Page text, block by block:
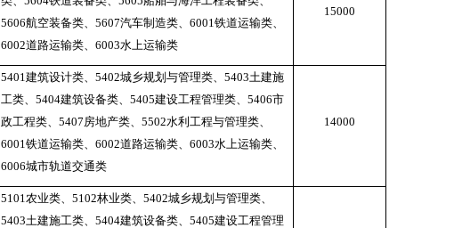
5606航空装备类、 5607汽车制造类、 6001铁道运输类、
6002道路运输类、 6003水上运输类
15000
5401建筑设计类、 5402城乡规划与管理类、 5403土建施
工类、 5404建筑设备类、 5405建设工程管理类、 5406市
政工程类、 5407房地产类、 5502水利工程与管理类、
6001铁道运输类、 6002道路运输类、 6003水上运输类、
6006城市轨道交通类
14000
5101农业类、 5102林业类、 5402城乡规划与管理类、
5403土建施工类、 5404建筑设备类、 5405建设工程管理